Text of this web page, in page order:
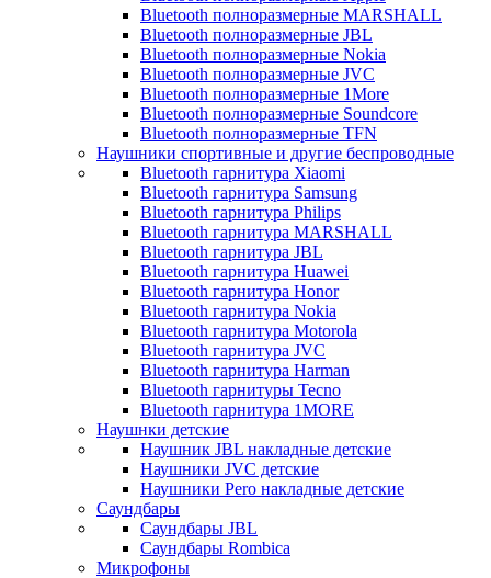
Bluetooth полноразмерные MARSHALL
Bluetooth полноразмерные JBL
Bluetooth полноразмерные Nokia
Bluetooth полноразмерные JVC
Bluetooth полноразмерные 1More
Bluetooth полноразмерные Soundcore
Bluetooth полноразмерные TFN
Наушники спортивные и другие беспроводные
Bluetooth гарнитура Xiaomi
Bluetooth гарнитура Samsung
Bluetooth гарнитура Philips
Bluetooth гарнитура MARSHALL
Bluetooth гарнитура JBL
Bluetooth гарнитура Huawei
Bluetooth гарнитура Honor
Bluetooth гарнитура Nokia
Bluetooth гарнитура Motorola
Bluetooth гарнитура JVC
Bluetooth гарнитура Harman
Bluetooth гарнитуры Tecno
Bluetooth гарнитура 1MORE
Наушнки детские
Наушник JBL накладные детские
Наушники JVC детские
Наушники Pero накладные детские
Саундбары
Саундбары JBL
Саундбары Rombica
Микрофоны